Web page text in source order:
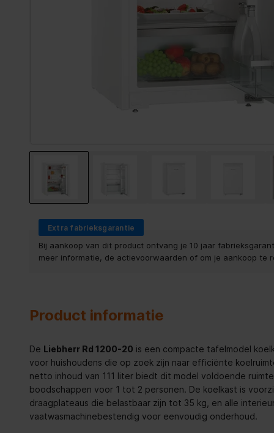
Extra fabrieksgarantie
Bij aankoop van dit product ontvang je 10 jaar
meer informatie, de actievoorwaarden of om je aankoop te
Product informatie
De Liebherr Rd 1200-20 is een compacte tafelmodel
voor huishoudens die op zoek zijn naar efficiënte
netto inhoud van 111 liter biedt dit model voldoende
boodschappen voor 1 tot 2 personen. De koelkast is
draagplateaus die belastbaar zijn tot 35 kg, en alle
vaatwasmachinebestendig voor eenvoudig onderhoud.